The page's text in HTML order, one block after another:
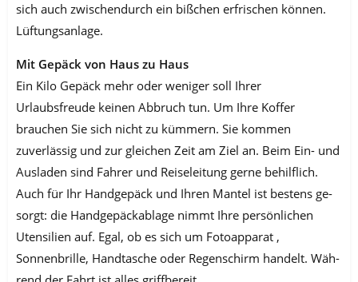
sich auch zwischendurch ein bißchen erfrischen kön­nen.
Lüftungsanlage.
Mit Gepäck von Haus zu Haus
Ein Kilo Gepäck mehr oder weniger soll Ihrer
Urlaubsfreude keinen Abbruch tun. Um Ihre Koffer
brauchen Sie sich nicht zu kümmern. Sie kommen
zuverlässig und zur gleichen Zeit am Ziel an. Beim Ein- und
Ausladen sind Fahrer und Reiselei­tung gerne behilflich.
Auch für Ihr Handgepäck und Ihren Mantel ist bestens ge­
sorgt: die Handgepäckablage nimmt Ihre persönlichen
Utensilien auf. Egal, ob es sich um Fotoapparat ,
Sonnenbrille, Handtasche oder Regenschirm handelt. Wäh­